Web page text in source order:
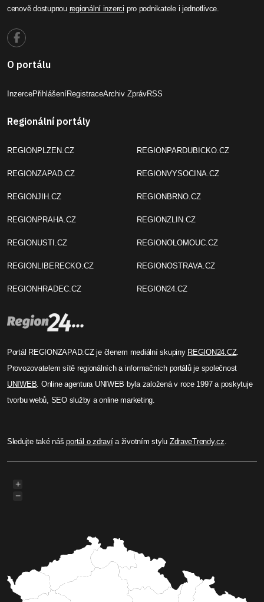
cenově dostupnou regionální inzerci pro podnikatele i jednotlivce.
O portálu
InzercePřihlášeníRegistraceArchiv ZprávRSS
Regionální portály
REGIONPLZEN.CZ
REGIONZAPAD.CZ
REGIONJIH.CZ
REGIONPRAHA.CZ
REGIONUSTI.CZ
REGIONLIBERECKO.CZ
REGIONHRADEC.CZ
REGIONPARDUBICKO.CZ
REGIONVYSOCINA.CZ
REGIONBRNO.CZ
REGIONZLIN.CZ
REGIONOLOMOUC.CZ
REGIONOSTRAVA.CZ
REGION24.CZ
Portál REGIONZAPAD.CZ je členem mediální skupiny REGION24.CZ.
Provozovatelem sítě regionálních a informačních portálů je společnost
UNIWEB. Online agentura UNIWEB byla založená v roce 1997 a poskytuje
tvorbu webů, SEO služby a online marketing.
Sledujte také nášportál o zdravía životním stylu ZdraveTrendy.cz.
+
−